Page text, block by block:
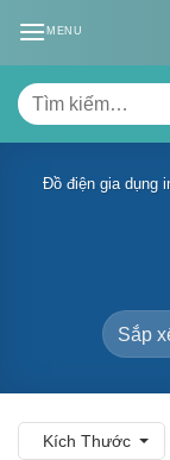
MENU
Tìm
kiếm:
Đồ điện gia dụng
Kích Thước